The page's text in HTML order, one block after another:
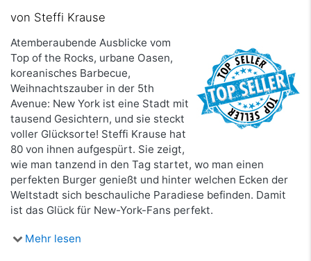
von Steffi Krause
Atemberaubende Ausblicke vom
Top of the Rocks, urbane Oasen,
koreanisches Barbecue,
Weihnachtszauber in der 5th
Avenue: New York ist eine Stadt mit
tausend Gesichtern, und sie steckt
voller Glücksorte! Steffi Krause hat
80 von ihnen aufgespürt. Sie zeigt,
wie man tanzend in den Tag startet, wo man einen
perfekten Burger genießt und hinter welchen Ecken der
Weltstadt sich beschauliche Paradiese befinden. Damit
ist das Glück für New-York-Fans perfekt.
Mehr lesen